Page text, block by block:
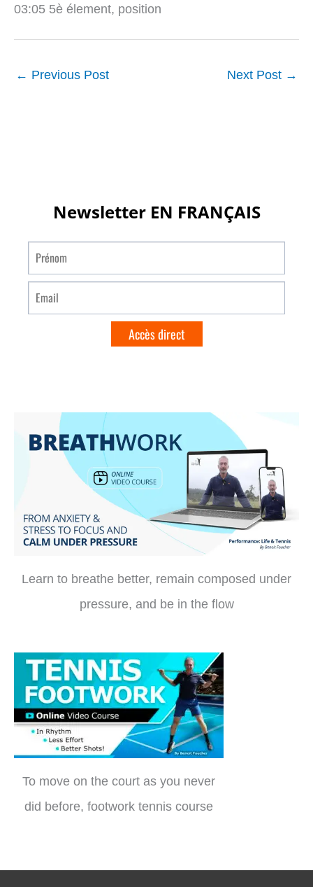
03:05 5è élement, position
← Previous Post Next Post →
Learn to breathe better, remain composed under
pressure, and be in the flow
To move on the court as you never
did before, footwork tennis course